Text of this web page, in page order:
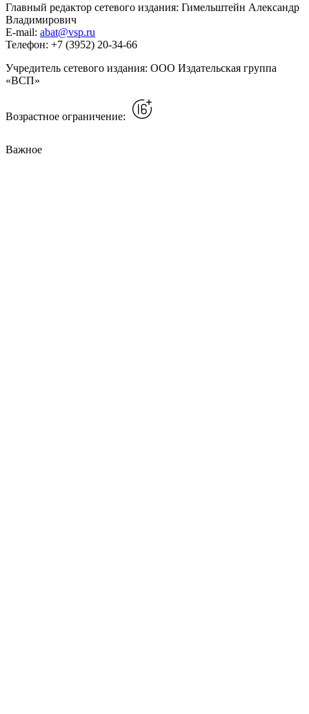
Главный редактор сетевого издания: Гимельштейн Александр
Владимирович
E-mail: abat@vsp.ru
Телефон: +7 (3952) 20-34-66
Учредитель сетевого издания: ООО Издательская группа
«ВСП»
Возрастное ограничение:
Важное